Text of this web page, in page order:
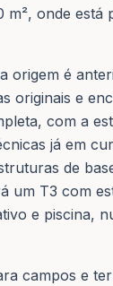
m², onde está
origem é
originais e
com a
já em
de
um T3 com
e piscina,
campos e